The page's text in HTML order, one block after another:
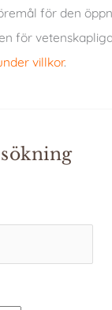
för den
för
villkor.